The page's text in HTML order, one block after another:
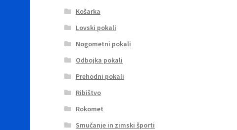
Košarka
Lovski pokali
Nogometni pokali
Odbojka pokali
Prehodni pokali
Ribištvo
Rokomet
Smučanje in zimski športi